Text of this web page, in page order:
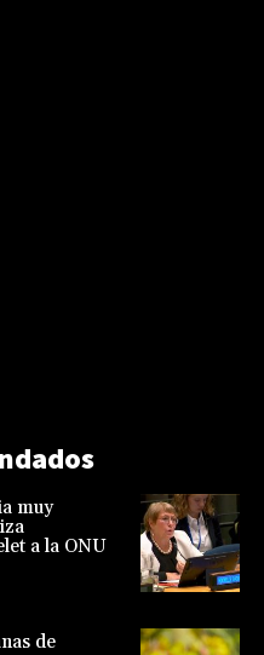
muy
a la ONU
de